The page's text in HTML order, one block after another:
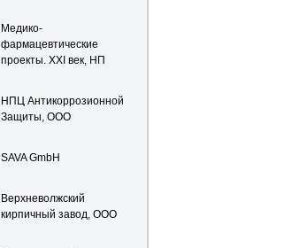
Медико-
фармацевтические
проекты. XXI век, НП
НПЦ Антикоррозионной
Защиты, ООО
SAVA GmbH
Верхневолжский
кирпичный завод, ООО